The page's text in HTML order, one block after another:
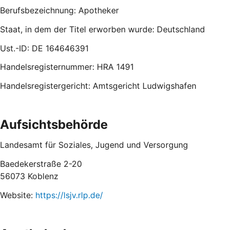
Berufsbezeichnung: Apotheker
Staat, in dem der Titel erworben wurde: Deutschland
Ust.-ID: DE 164646391
Handelsregisternummer: HRA 1491
Handelsregistergericht: Amtsgericht Ludwigshafen
Aufsichtsbehörde
Landesamt für Soziales, Jugend und Versorgung
Baedekerstraße 2-20
56073 Koblenz
Website: https://lsjv.rlp.de/